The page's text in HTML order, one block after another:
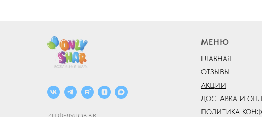
МЕНЮ
ГЛАВНАЯ
ОТЗЫВЫ
АКЦИИ
ДОСТАВКА И
ПОЛИТИКА